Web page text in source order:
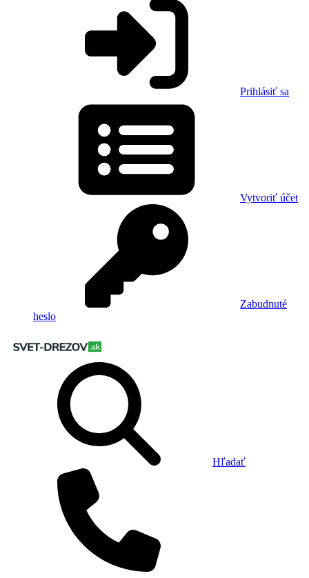
Prihlásiť sa
Vytvoriť účet
Zabudnuté
heslo
Hľadať